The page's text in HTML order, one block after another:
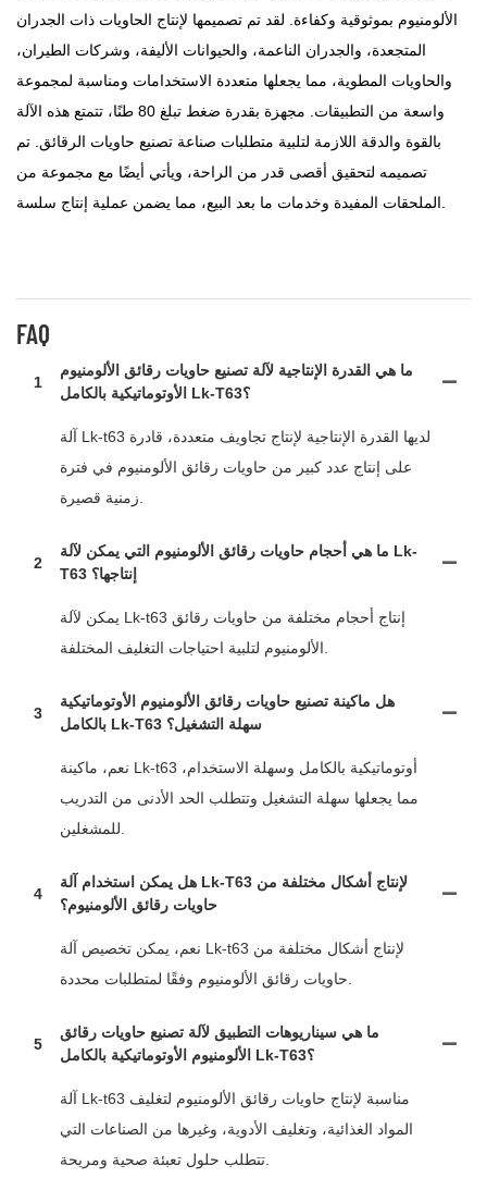
الألومنيوم بموثوقية وكفاءة. لقد تم تصميمها لإنتاج الحاويات ذات الجدران
المتجعدة، والجدران الناعمة، والحيوانات الأليفة، وشركات الطيران،
والحاويات المطوية، مما يجعلها متعددة الاستخدامات ومناسبة لمجموعة
واسعة من التطبيقات. مجهزة بقدرة ضغط تبلغ 80 طنًا، تتمتع هذه الآلة
بالقوة والدقة اللازمة لتلبية متطلبات صناعة تصنيع حاويات الرقائق. تم
تصميمه لتحقيق أقصى قدر من الراحة، ويأتي أيضًا مع مجموعة من
الملحقات المفيدة وخدمات ما بعد البيع، مما يضمن عملية إنتاج سلسة.
FAQ
1
ما هي القدرة الإنتاجية لآلة تصنيع حاويات رقائق الألومنيوم
الأوتوماتيكية بالكامل Lk-T63؟
آلة Lk-t63 لديها القدرة الإنتاجية لإنتاج تجاويف متعددة، قادرة
على إنتاج عدد كبير من حاويات رقائق الألومنيوم في فترة
2
ما هي أحجام حاويات رقائق الألومنيوم التي يمكن لآلة Lk-
T63 إنتاجها؟
يمكن لآلة Lk-t63 إنتاج أحجام مختلفة من حاويات رقائق
3
هل ماكينة تصنيع حاويات رقائق الألومنيوم الأوتوماتيكية
بالكامل Lk-T63 سهلة التشغيل؟
نعم، ماكينة Lk-t63 أوتوماتيكية بالكامل وسهلة الاستخدام،
مما يجعلها سهلة التشغيل وتتطلب الحد الأدنى من التدريب
4
هل يمكن استخدام آلة Lk-T63 لإنتاج أشكال مختلفة من
حاويات رقائق الألومنيوم؟
نعم، يمكن تخصيص آلة Lk-t63 لإنتاج أشكال مختلفة من
5
ما هي سيناريوهات التطبيق لآلة تصنيع حاويات رقائق
الألومنيوم الأوتوماتيكية بالكامل Lk-T63؟
آلة Lk-t63 مناسبة لإنتاج حاويات رقائق الألومنيوم لتغليف
المواد الغذائية، وتغليف الأدوية، وغيرها من الصناعات التي